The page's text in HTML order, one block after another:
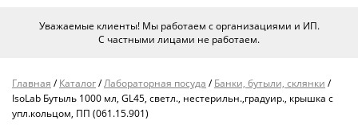
Уважаемые клиенты! Мы работаем с организациями и ИП.
С частными лицами не работаем.
Главная /Каталог/Лабораторная посуда /Банки, бутыли, склянки /
IsoLab Бутыль 1000 мл, GL45, светл., нестерильн.,градуир., крышка с
упл.кольцом, ПП (061.15.901)